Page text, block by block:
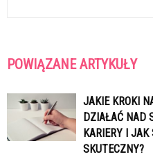
POWIĄZANE ARTYKUŁY
JAKIE KROKI
DZIAŁAĆ NAD
KARIERY I JAK
SKUTECZNY?